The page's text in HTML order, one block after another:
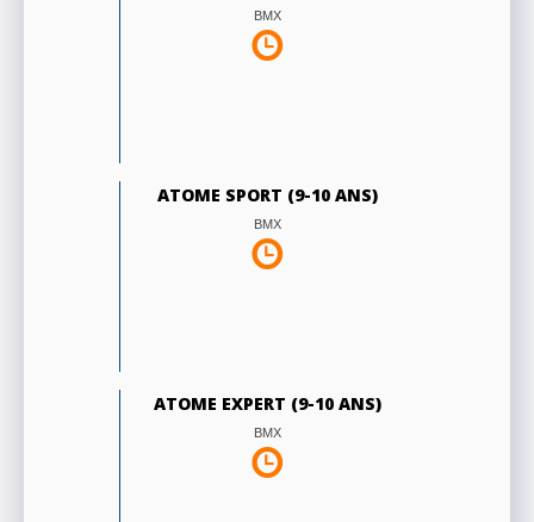
BMX
ATOME SPORT (9-10 ANS)
BMX
ATOME EXPERT (9-10 ANS)
BMX